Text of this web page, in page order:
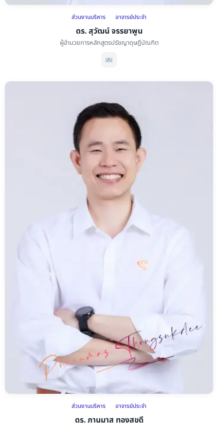
ส่วนงานบริหาร อาจารย์ประจำ
ดร. สุวัฒน์ จรรยาพูน
ดร. สุวัฒน์ จรรยาพูน
ผู้อำนวยการหลักสูตรปรัชญาดุษฎีบัณฑิต
ส่วนงานบริหาร อาจารย์ประจำ
ดร. ภานุมาส ทองสุขดี